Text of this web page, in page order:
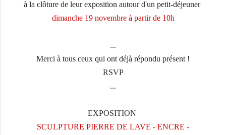
à la clôture de leur exposition autour d'un petit-déjeuner
dimanche 19 novembre à partir de 10h
...
Merci à tous ceux qui ont déjà répondu présent !
RSVP
...
EXPOSITION
SCULPTURE PIERRE DE LAVE - ENCRE -